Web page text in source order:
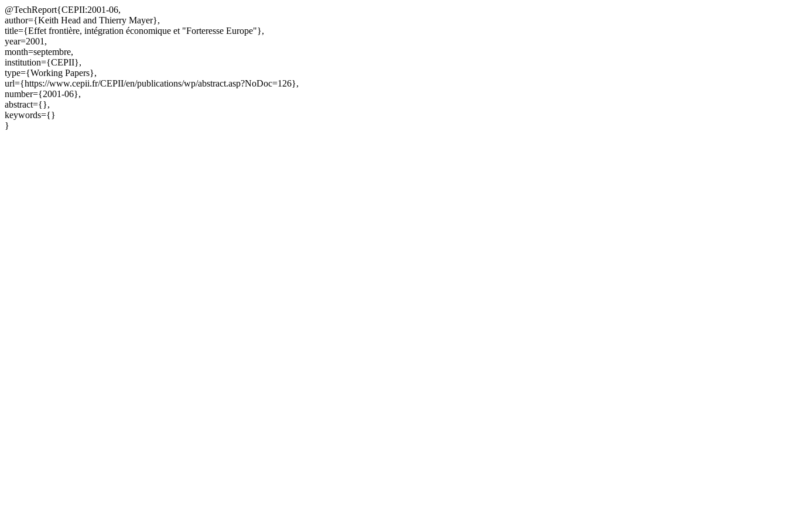
@TechReport{CEPII:2001-06,
author={Keith Head and Thierry Mayer},
title={Effet frontière, intégration économique et "Forteresse Europe"},
year=2001,
month=septembre,
institution={CEPII},
type={Working Papers},
url={https://www.cepii.fr/CEPII/en/publications/wp/abstract.asp?NoDoc=126},
number={2001-06},
abstract={},
keywords={}
}